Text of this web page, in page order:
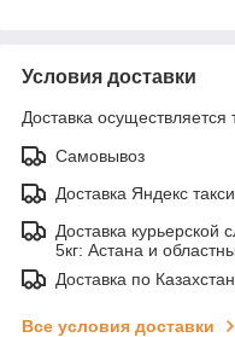
Условия доставки
Доставка осуществляется
Самовывоз
Доставка Яндекс
Доставка курьерской
5кг: Астана и
Доставка по
Все условия доставки